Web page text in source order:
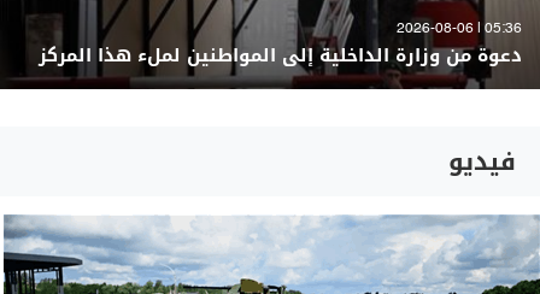
05:36 | 2026-08-06
دعوة من وزارة الداخلية إلى المواطنين لملء هذا المركز
فيديو